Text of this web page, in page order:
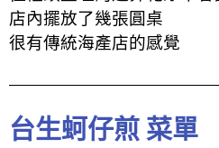
店內擺放了幾張圓桌
很有傳統海產店的感覺
台生蚵仔煎 菜單